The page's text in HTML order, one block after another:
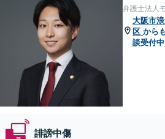
弁護士法人
大阪市
区 から
談受付中
誹謗中傷